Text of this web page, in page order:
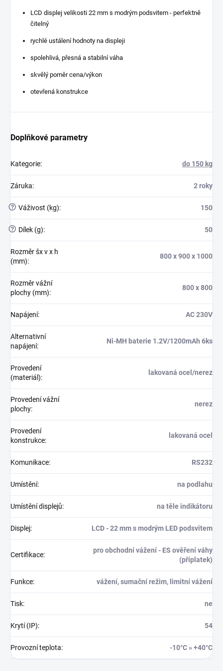
LCD displej velikosti 22 mm s modrým podsvitem - perfektně
čitelný
rychlé ustálení hodnoty na displeji
spolehlivá, přesná a stabilní váha
skvělý poměr cena/výkon
otevřená konstrukce
Doplňkové parametry
Kategorie: do 150 kg
Záruka: 2 roky
? Váživost (kg): 150
? Dílek (g): 50
Rozměr šx v x h
(mm):
800 x 900 x 1000
Rozměr vážní
plochy (mm):
800 x 800
Napájení: AC 230V
Alternativní
napájení:
Ni-MH baterie 1.2V/1200mAh 6ks
Provedení
(materiál):
lakovaná ocel/nerez
Provedení vážní
plochy:
nerez
Provedení
konstrukce:
lakovaná ocel
Komunikace: RS232
Umístění: na podlahu
Umístění displejů: na těle indikátoru
Displej: LCD - 22 mm s modrým LED podsvitem
Certifikace:
pro obchodní vážení - ES ověření váhy
(příplatek)
Funkce: vážení, sumační režim, limitní vážení
Tisk: ne
Krytí (IP): 54
Provozní teplota: -10°C » +40°C